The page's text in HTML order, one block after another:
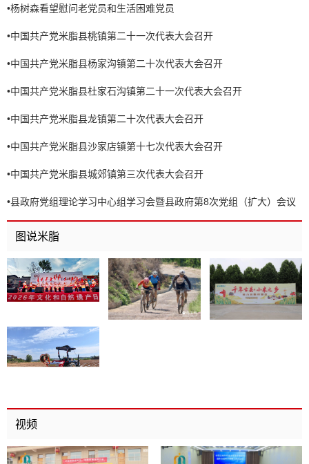
•杨树森看望慰问老党员和生活困难党员
•中国共产党米脂县桃镇第二十一次代表大会召开
•中国共产党米脂县杨家沟镇第二十次代表大会召开
•中国共产党米脂县杜家石沟镇第二十一次代表大会召开
•中国共产党米脂县龙镇第二十次代表大会召开
•中国共产党米脂县沙家店镇第十七次代表大会召开
•中国共产党米脂县城郊镇第三次代表大会召开
•县政府党组理论学习中心组学习会暨县政府第8次党组（扩大）会议
召开
图说米脂
视频